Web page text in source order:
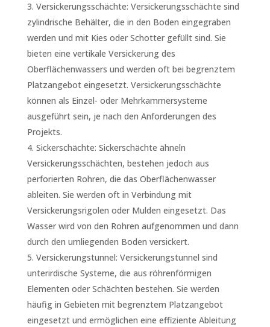
Versickerungsschächte: Versickerungsschächte sind
zylindrische Behälter, die in den Boden eingegraben
werden und mit Kies oder Schotter gefüllt sind. Sie
bieten eine vertikale Versickerung des
Oberflächenwassers und werden oft bei begrenztem
Platzangebot eingesetzt. Versickerungsschächte
können als Einzel- oder Mehrkammersysteme
ausgeführt sein, je nach den Anforderungen des
Projekts.
Sickerschächte: Sickerschächte ähneln
Versickerungsschächten, bestehen jedoch aus
perforierten Rohren, die das Oberflächenwasser
ableiten. Sie werden oft in Verbindung mit
Versickerungsrigolen oder Mulden eingesetzt. Das
Wasser wird von den Rohren aufgenommen und dann
durch den umliegenden Boden versickert.
Versickerungstunnel: Versickerungstunnel sind
unterirdische Systeme, die aus röhrenförmigen
Elementen oder Schächten bestehen. Sie werden
häufig in Gebieten mit begrenztem Platzangebot
eingesetzt und ermöglichen eine effiziente Ableitung